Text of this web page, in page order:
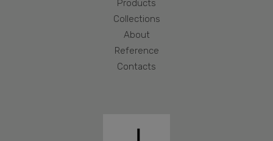
Products
Collections
About
Reference
Contacts